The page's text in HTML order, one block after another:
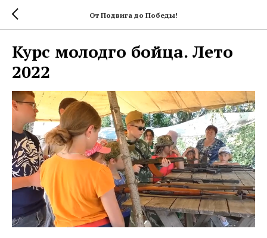
От Подвига до Победы!
Курс молодго бойца. Лето
2022